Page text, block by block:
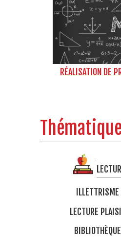
RÉALISATION DE
ILLETTRISME
LECTURE
BIBLIOTHÈQUE